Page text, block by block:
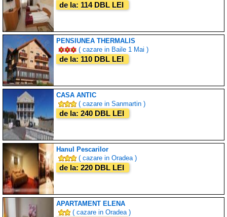
de la: 114 DBL LEI
PENSIUNEA THERMALIS
( cazare in Baile 1 Mai )
de la: 110 DBL LEI
CASA ANTIC
( cazare in Sanmartin )
de la: 240 DBL LEI
Hanul Pescarilor
( cazare in Oradea )
de la: 220 DBL LEI
APARTAMENT ELENA
( cazare in Oradea )